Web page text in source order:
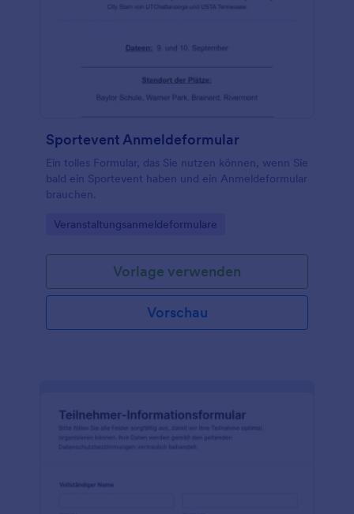
Sportevent Anmeldeformular
Ein tolles Formular, das Sie nutzen können, wenn Sie
bald ein Sportevent haben und ein Anmeldeformular
brauchen.
Go to Category:
Veranstaltungsanmeldeformulare
Vorlage verwenden
Vorschau